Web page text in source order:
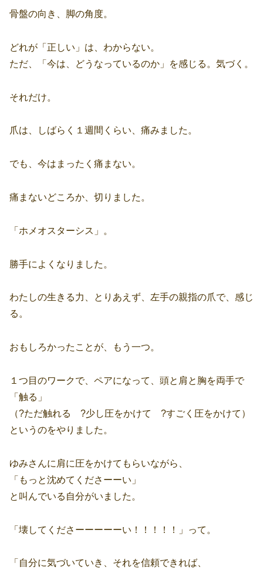
骨盤の向き、脚の角度。
どれが「正しい」は、わからない。
ただ、「今は、どうなっているのか」を感じる。気づく。
それだけ。
爪は、しばらく１週間くらい、痛みました。
でも、今はまったく痛まない。
痛まないどころか、切りました。
「ホメオスターシス」。
勝手によくなりました。
わたしの生きる力、とりあえず、左手の親指の爪で、感じ
る。
おもしろかったことが、もう一つ。
１つ目のワークで、ペアになって、頭と肩と胸を両手で
「触る」
（?ただ触れる ?少し圧をかけて ?すごく圧をかけて）
というのをやりました。
ゆみさんに肩に圧をかけてもらいながら、
「もっと沈めてくださーーい」
と叫んでいる自分がいました。
「壊してくださーーーーーい！！！！！」って。
「自分に気づいていき、それを信頼できれば、